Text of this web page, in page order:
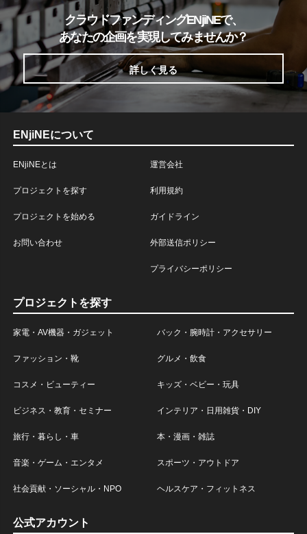
クラウドファンディングENjiNEで、
あなたの企画を実現してみませんか？
詳しく見る
ENjiNEについて
ENjiNEとは
プロジェクトを探す
プロジェクトを始める
お問い合わせ
運営会社
利用規約
ガイドライン
外部送信ポリシー
プライバシーポリシー
プロジェクトを探す
家電・AV機器・ガジェット バック・腕時計・アクセサリー
ファッション・靴 グルメ・飲食
コスメ・ビューティー キッズ・ベビー・玩具
ビジネス・教育・セミナー インテリア・日用雑貨・DIY
旅行・暮らし・車 本・漫画・雑誌
音楽・ゲーム・エンタメ スポーツ・アウトドア
社会貢献・ソーシャル・NPO ヘルスケア・フィットネス
公式アカウント